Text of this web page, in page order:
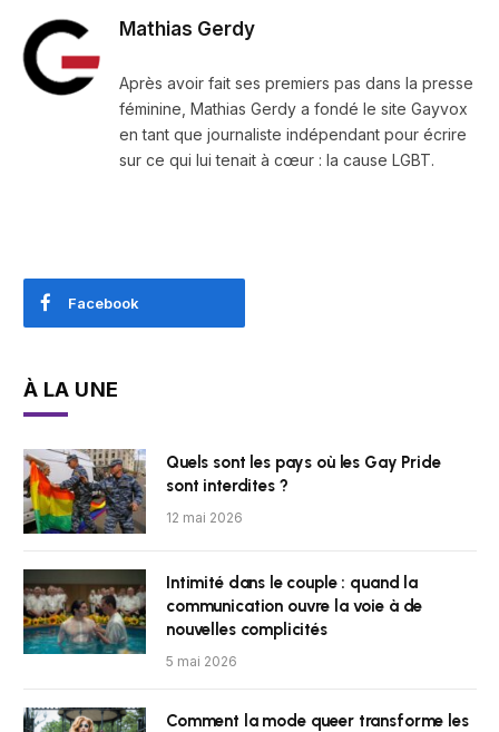
Mathias Gerdy
Après avoir fait ses premiers pas dans la presse
féminine, Mathias Gerdy a fondé le site Gayvox
en tant que journaliste indépendant pour écrire
sur ce qui lui tenait à cœur : la cause LGBT.
Facebook
À LA UNE
Quels sont les pays où les Gay Pride
sont interdites ?
12 mai 2026
Intimité dans le couple : quand la
communication ouvre la voie à de
nouvelles complicités
5 mai 2026
Comment la mode queer transforme les